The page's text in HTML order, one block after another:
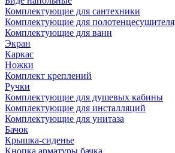
Комплектующие для сантехники
Комплектующие для полотенцесушителя
Комплектующие для ванн
Экран
Каркас
Ножки
Комплект креплений
Ручки
Комплектующие для душевых кабины
Комплектующие для инсталляций
Комплектующие для унитаза
Бачок
Крышка-сиденье
Кнопка арматуры бачка